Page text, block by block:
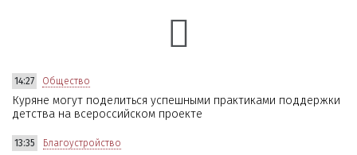
14:27 Общество
Куряне могут поделиться успешными практиками поддержки
детства на всероссийском проекте
13:35 Благоустройство